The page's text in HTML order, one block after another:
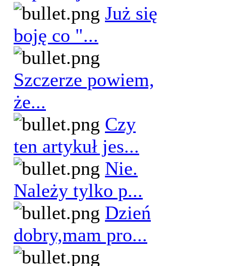
Już się
boję co "...
Szczerze powiem,
że...
Czy
ten artykuł jes...
Nie.
Należy tylko p...
Dzień
dobry,mam pro...